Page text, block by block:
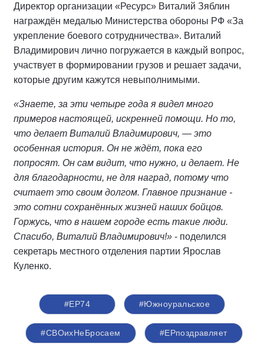
Директор организации «Ресурс» Виталий Зяблин
награждён медалью Министерства обороны РФ «За
укрепление боевого сотрудничества». Виталий
Владимирович лично погружается в каждый вопрос,
участвует в формировании грузов и решает задачи,
которые другим кажутся невыполнимыми.
«Знаете, за эти четыре года я видел много
примеров настоящей, искренней помощи. Но то,
что делает Виталий Владимирович, — это
особенная история. Он не ждёт, пока его
попросят. Он сам видит, что нужно, и делает. Не
для благодарности, не для наград, потому что
считает это своим долгом. Главное признание -
это сотни сохранённых жизней наших бойцов.
Горжусь, что в нашем городе есть такие люди.
Спасибо, Виталий Владимирович!» - поделился
секретарь местного отделения партии Ярослав
Куленко.
#ЕР74 #Южноуральское
#СВОихНеБросаем #ЕРпоздравляет